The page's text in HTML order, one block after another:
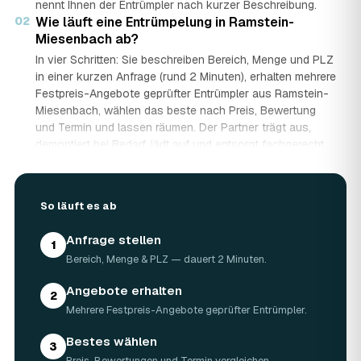
nennt Ihnen der Entrümpler nach kurzer Beschreibung.
02 Wie läuft eine Entrümpelung in Ramstein-
Miesenbach ab?
In vier Schritten: Sie beschreiben Bereich, Menge und PLZ
in einer kurzen Anfrage (rund 2 Minuten), erhalten mehrere
Festpreis-Angebote geprüfter Entrümpler aus Ramstein-
Miesenbach, wählen das beste nach Preis, Bewertung
und Termin und lassen räumen. Der Partner trägt aus,
demontiert bei Bedarf, lädt auf und entsorgt fachgerecht
03 Wie lange dauert eine Entrümpelung?
Das hängt von der Größe ab: Ein Keller oder einzelner
eine komplette Wohnung oder ein Haus in Ramstein-
Miesenbach kann ein bis zwei Tage dauern. Einen Termin
gibt es häufig schon innerhalb weniger Tage, bei akuten
Fällen wie einer Messie-Wohnung auch kurzfristig.
Welche Gegenstände werden bei der
Entrümpelung entsorgt?
Mitgenommen wird praktisch der gesamte Hausrat: Möbel,
Elektrogeräte, Teppiche, Kleidung, Kartons, Sperrmüll
So läuft es ab
1 Anfrage stellen
Bereich, Menge & PLZ — dauert 2 Minuten.
2 Angebote erhalten
Mehrere Festpreis-Angebote geprüfter Entrümpler.
3 Bestes wählen